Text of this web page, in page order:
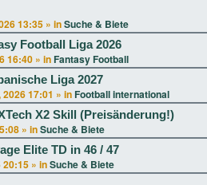
13:35 » inSuche & Biete
Football Liga 2026
16:40 » in Fantasy Football
Liga 2027
17:01 » in Football international
X2 Skill (Preisänderung!)
» inSuche & Biete
Elite TD in 46 / 47
20:15 » inSuche & Biete